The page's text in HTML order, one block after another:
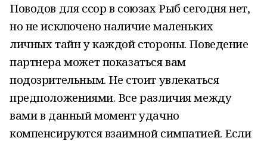
Поводов для ссор в союзах Рыб сегодня нет,
но не исключено наличие маленьких
личных тайн у каждой стороны. Поведение
партнера может показаться вам
подозрительным. Не стоит увлекаться
предположениями. Все различия между
вами в данный момент удачно
компенсируются взаимной симпатией. Если